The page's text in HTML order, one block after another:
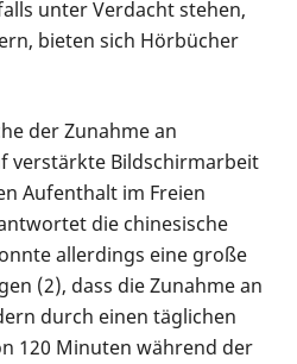
unter Verdacht stehen,
bieten sich Hörbücher
der Zunahme an
verstärkte Bildschirmarbeit
Aufenthalt im Freien
die chinesische
allerdings eine große
(2), dass die Zunahme an
durch einen täglichen
120 Minuten während der